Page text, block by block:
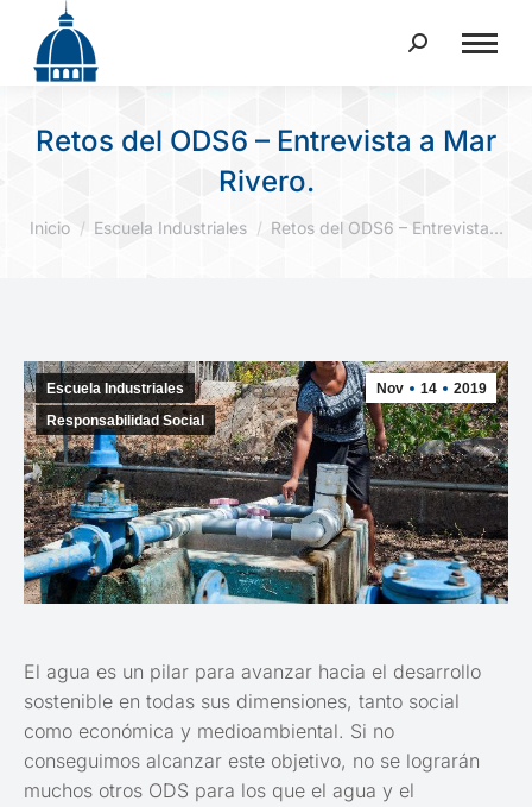
Buscar:
Retos del ODS6 – Entrevista a Mar
Rivero.
Estás aquí:
Inicio Escuela Industriales Retos del ODS6 – Entrevista…
Nov 14 2019
Escuela Industriales
Responsabilidad Social
El agua es un pilar para avanzar hacia el desarrollo
sostenible en todas sus dimensiones, tanto social
como económica y medioambiental. Si no
conseguimos alcanzar este objetivo, no se lograrán
muchos otros ODS para los que el agua y el